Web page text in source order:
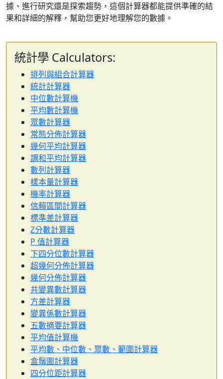
據、進行研究還是探索趨勢，這個計算器都能提供準確的結
果和詳細的解釋，幫助您更好地理解您的數據。
統計學 Calculators:
排列與組合計算器
統計計算器
中位數計算機
平均數計算機
眾數計算器
常態分佈計算器
幾何平均計算器
調和平均計算器
數列計算器
樣本量計算器
機率計算器
信賴區間計算器
標準差計算器
Z分數計算器
P 值計算器
下四分位數計算器
超幾何分佈計算器
幾何分佈計算器
共變異數計算器
方差計算器
變異係數計算器
五數摘要計算器
平均值計算機
平均數、中位數、眾數、範圍計算器
盒鬚圖計算器
四分位距計算器